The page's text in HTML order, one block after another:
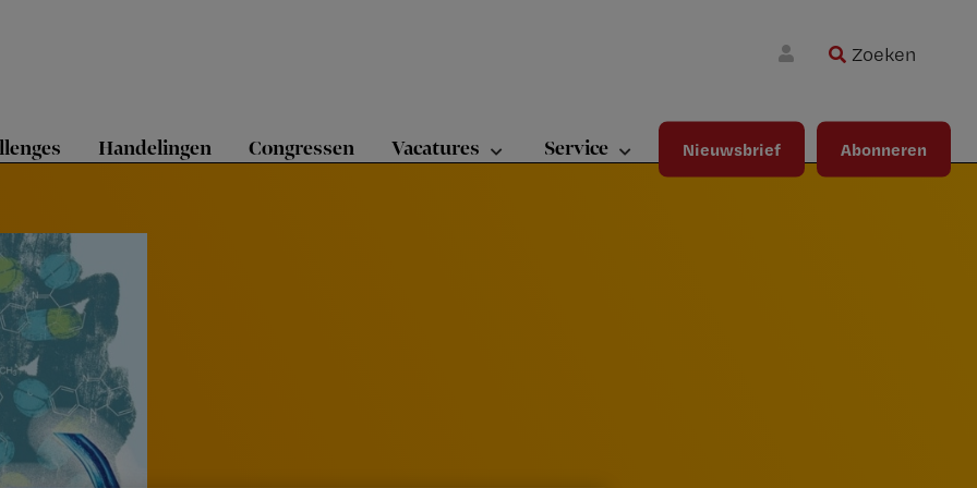
Zoeken
Handelingen Congressen Vacatures Service Nieuwsbrief Abonneren